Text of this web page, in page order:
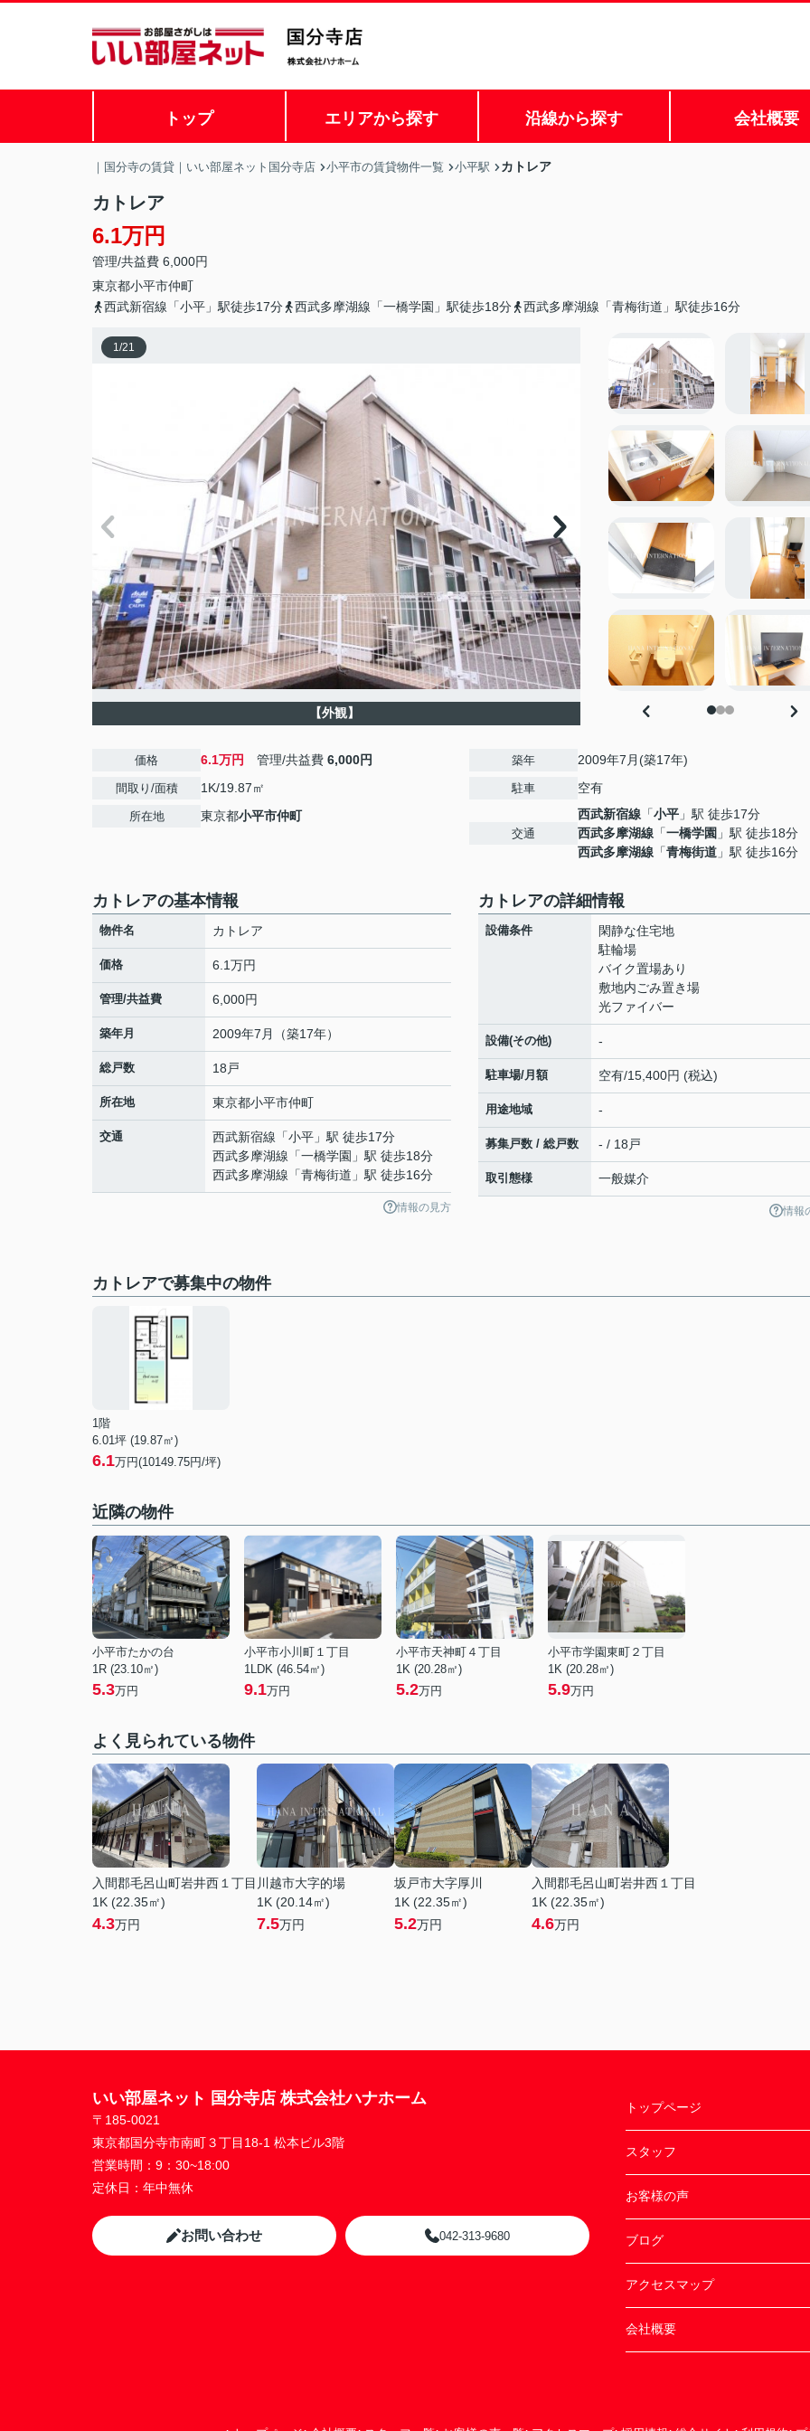
トップ エリアから探す 沿線から探す 会社概要
｜国分寺の賃貸｜いい部屋ネット国分寺店 小平市の賃貸物件一覧 小平駅 カトレア
カトレア
6.1万円
管理/共益費 6,000円
東京都小平市仲町
西武新宿線「小平」駅徒歩17分
西武多摩湖線「一橋学園」駅徒歩18分 西武多摩湖線「青梅街道」駅徒歩16分
1/21
【外観】
価格 6.1万円 管理/共益費 6,000円
間取り/面積 1K/19.87㎡
所在地 東京都小平市仲町
築年 2009年7月(築17年)
駐車 空有
交通
西武新宿線 「小平 」駅 徒歩17分
西武多摩湖線 「一橋学園 」駅 徒歩18分
西武多摩湖線 「青梅街道 」駅 徒歩16分
カトレアの基本情報
物件名 カトレア
価格 6.1万円
管理/共益費 6,000円
築年月 2009年7月（築17年）
総戸数 18戸
所在地 東京都小平市仲町
交通 西武新宿線 「小平 」駅 徒歩17分
西武多摩湖線 「一橋学園 」駅 徒歩18分
西武多摩湖線 「青梅街道 」駅 徒歩16分
情報の見方
カトレアの詳細情報
設備条件
閑静な住宅地
駐輪場
バイク置場あり
敷地内ごみ置き場
光ファイバー
設備(その他) -
駐車場/月額 空有/15,400円 (税込)
用途地域 -
募集戸数 / 総戸数 - / 18戸
取引態様 一般媒介
情報
カトレアで募集中の物件
1階
6.01坪 (19.87㎡)
6.1万円(10149.75円/坪)
近隣の物件
小平市たかの台
1R (23.10㎡)
5.3万円
小平市小川町１丁目
1LDK (46.54㎡)
9.1万円
小平市天神町４丁目
1K (20.28㎡)
5.2万円
小平市学園東町２丁目
1K (20.28㎡)
5.9万円
よく見られている物件
入間郡毛呂山町岩井西１丁目
1K (22.35㎡)
4.3万円
川越市大字的場
1K (20.14㎡)
7.5万円
坂戸市大字厚川
1K (22.35㎡)
5.2万円
入間郡毛呂山町岩井西１丁目
1K (22.35㎡)
4.6万円
いい部屋ネット 国分寺店 株式会社ハナホーム
〒185-0021
東京都国分寺市南町３丁目18-1 松本ビル3階
営業時間： 9：30~18:00
定休日： 年中無休
お問い合わせ 042-313-9680
トップページ
スタッフ
お客様の声
ブログ
アクセスマップ
会社概要